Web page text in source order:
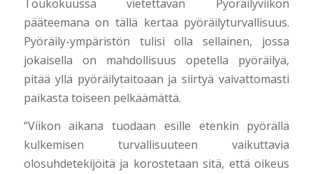
Toukokuussa vietettävän Pyöräilyviikon
pääteemana on tällä kertaa pyöräilyturvallisuus.
Pyöräily-ympäristön tulisi olla sellainen, jossa
jokaisella on mahdollisuus opetella pyöräilyä,
pitää yllä pyöräilytaitoaan ja siirtyä vaivattomasti
paikasta toiseen pelkäämättä.
“Viikon aikana tuodaan esille etenkin pyörällä
kulkemisen turvallisuuteen vaikuttavia
olosuhdetekijöitä ja korostetaan sitä, että oikeus